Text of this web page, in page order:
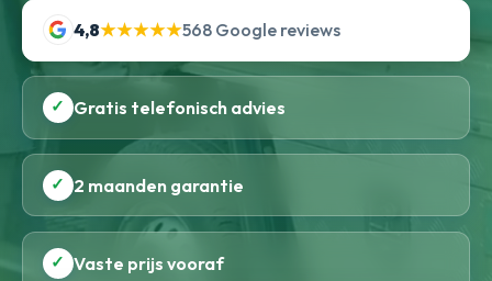
4,8★★★★★568 Google reviews
✓ Gratis telefonisch advies
✓ 2 maanden garantie
✓ Vaste prijs vooraf